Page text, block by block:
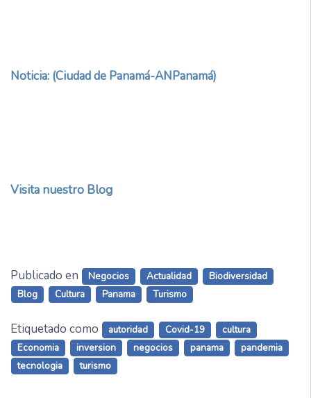
Noticia: (Ciudad de Panamá-ANPanamá)
Visita nuestro Blog
Publicado en Negocios Actualidad
Biodiversidad
Blog
Cultura Panama Turismo
Etiquetado como autoridad Covid-19
cultura
Economia
inversion negocios panama
pandemia
tecnologia
turismo